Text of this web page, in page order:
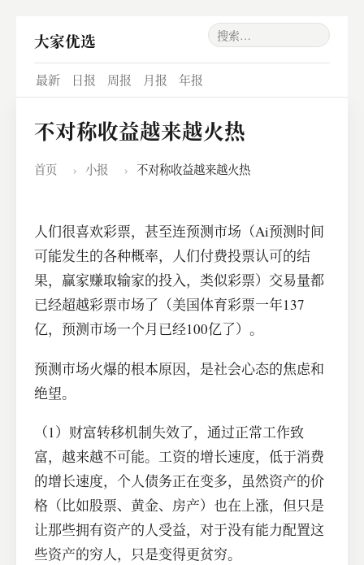
大家优选
最新 日报 周报 月报 年报
不对称收益越来越火热
首页 › 小报 › 不对称收益越来越火热
人们很喜欢彩票，甚至连预测市场（Ai预测时间
可能发生的各种概率，人们付费投票认可的结
果，赢家赚取输家的投入，类似彩票）交易量都
已经超越彩票市场了（美国体育彩票一年137
亿，预测市场一个月已经100亿了）。
预测市场火爆的根本原因，是社会心态的焦虑和
绝望。
（1）财富转移机制失效了，通过正常工作致
富，越来越不可能。工资的增长速度，低于消费
的增长速度，个人债务正在变多，虽然资产的价
格（比如股票、黄金、房产）也在上涨，但只是
让那些拥有资产的人受益，对于没有能力配置这
些资产的穷人，只是变得更贫穷。